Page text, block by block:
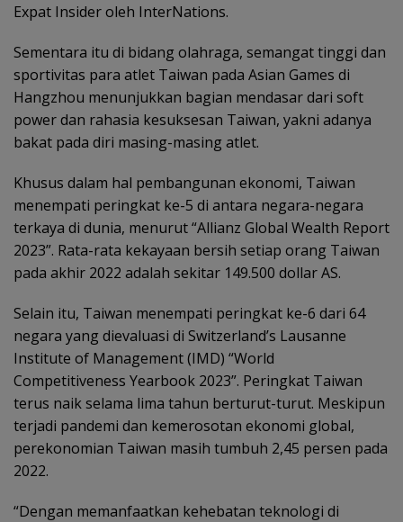
Expat Insider oleh InterNations.
Sementara itu di bidang olahraga, semangat tinggi dan
sportivitas para atlet Taiwan pada Asian Games di
Hangzhou menunjukkan bagian mendasar dari soft
power dan rahasia kesuksesan Taiwan, yakni adanya
bakat pada diri masing-masing atlet.
Khusus dalam hal pembangunan ekonomi, Taiwan
menempati peringkat ke-5 di antara negara-negara
terkaya di dunia, menurut “Allianz Global Wealth Report
2023”. Rata-rata kekayaan bersih setiap orang Taiwan
pada akhir 2022 adalah sekitar 149.500 dollar AS.
Selain itu, Taiwan menempati peringkat ke-6 dari 64
negara yang dievaluasi di Switzerland’s Lausanne
Institute of Management (IMD) “World
Competitiveness Yearbook 2023”. Peringkat Taiwan
terus naik selama lima tahun berturut-turut. Meskipun
terjadi pandemi dan kemerosotan ekonomi global,
perekonomian Taiwan masih tumbuh 2,45 persen pada
2022.
“Dengan memanfaatkan kehebatan teknologi di